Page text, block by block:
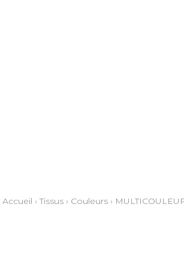
Accueil ›Tissus› Couleurs›